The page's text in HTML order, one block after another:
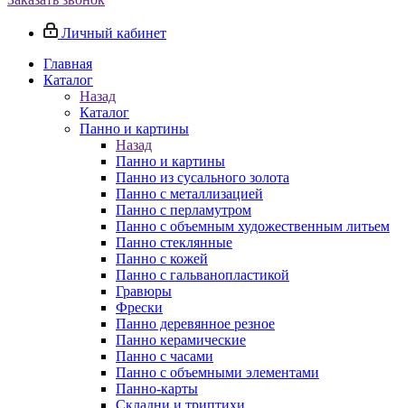
Личный кабинет
Главная
Каталог
Назад
Каталог
Панно и картины
Назад
Панно и картины
Панно из сусального золота
Панно с металлизацией
Панно с перламутром
Панно с объемным художественным литьем
Панно стеклянные
Панно с кожей
Панно с гальванопластикой
Гравюры
Фрески
Панно деревянное резное
Панно керамические
Панно с часами
Панно с объемными элементами
Панно-карты
Складни и триптихи